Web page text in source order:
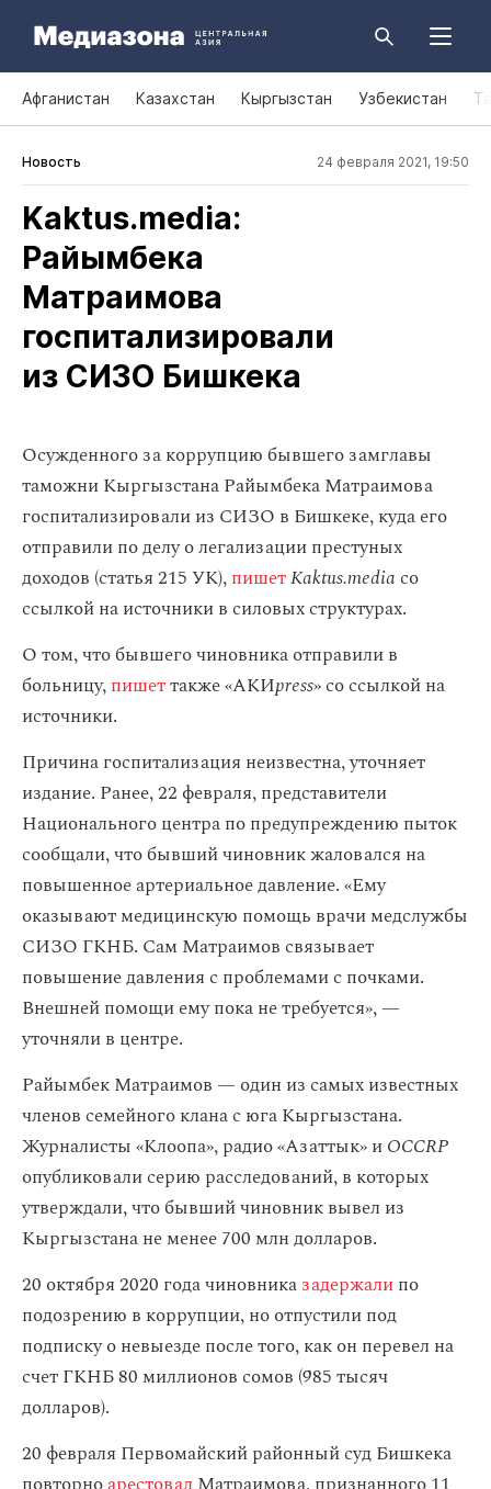
Афганистан Казахстан Кыргызстан Узбекистан
Новость 24 февраля 2021, 19:50
Kaktus.media:
Райымбека
Матраимова
госпитализировали
из СИЗО Бишкека
Осужденного за коррупцию бывшего замглавы
таможни Кыргызстана Райымбека Матраимова
госпитализировали из СИЗО в Бишкеке, куда его
отправили по делу о легализации престуных
доходов (статья 215 УК),пишетKaktus.mediaсо
ссылкой на источники в силовых структурах.
О том, что бывшего чиновника отправили в
больницу,пишеттакже «АКИpress» со ссылкой на
источники.
Причина госпитализация неизвестна, уточняет
издание. Ранее, 22 февраля, представители
Национального центра по предупреждению пыток
сообщали, что бывший чиновник жаловался на
повышенное артериальное давление. «Ему
оказывают медицинскую помощь врачи медслужбы
СИЗО ГКНБ. Сам Матраимов связывает
повышение давления с проблемами с почками.
Внешней помощи ему пока не требуется», —
уточняли в центре.
Райымбек Матраимов — один из самых известных
членов семейного клана с юга Кыргызстана.
Журналисты «Клоопа», радио «Азаттык» иOCCRP
опубликовали серию расследований, в которых
утверждали, что бывший чиновник вывел из
Кыргызстана не менее 700 млн долларов.
20 октября 2020 года чиновниказадержалипо
подозрению в коррупции, но отпустили под
подписку о невыезде после того, как он перевел на
счет ГКНБ 80 миллионов сомов (985 тысяч
долларов).
20 февраля Первомайский районный суд Бишкека